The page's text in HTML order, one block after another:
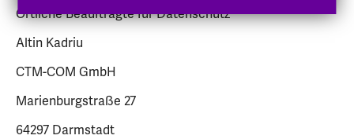
Örtliche Beauftragte für Datenschutz
Altin Kadriu
CTM-COM GmbH
Marienburgstraße 27
64297 Darmstadt